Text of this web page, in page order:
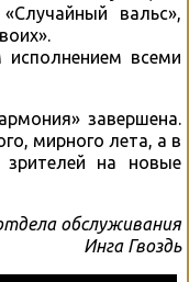
вальс»,
всеми
завершена.
мирного лета, а в
на новые
обслуживания
Инга Гвоздь